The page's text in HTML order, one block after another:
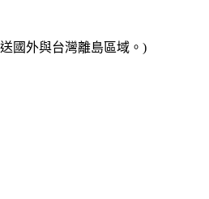
國外與台灣離島區域。)